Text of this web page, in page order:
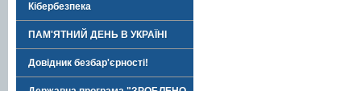
Кібербезпека
ПАМ'ЯТНИЙ ДЕНЬ В УКРАЇНІ
Довідник безбар'єрності!